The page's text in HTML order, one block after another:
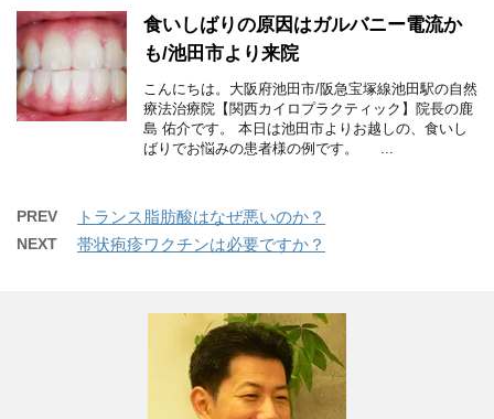
食いしばりの原因はガルバニー電流か
も/池田市より来院
こんにちは。大阪府池田市/阪急宝塚線池田駅の自然
療法治療院【関西カイロプラクティック】院長の鹿
島 佑介です。 本日は池田市よりお越しの、食いし
ばりでお悩みの患者様の例です。 ...
PREV トランス脂肪酸はなぜ悪いのか？
NEXT 帯状疱疹ワクチンは必要ですか？